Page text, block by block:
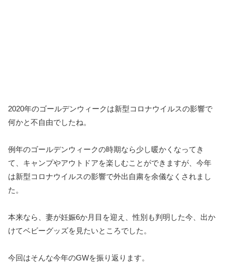
2020年のゴールデンウィークは新型コロナウイルスの影響で
何かと不自由でしたね。
例年のゴールデンウィークの時期なら少し暖かくなってき
て、キャンプやアウトドアを楽しむことができますが、今年
は新型コロナウイルスの影響で外出自粛を余儀なくされまし
た。
本来なら、妻が妊娠6か月目を迎え、性別も判明した今、出か
けてベビーグッズを見たいところでした。
今回はそんな今年のGWを振り返ります。